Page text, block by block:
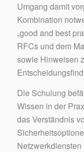
Umgang damit
Kombination
„good and best
RFCs und dem
sowie Hinweisen
Die Schulung
Wissen in der
das Verständnis